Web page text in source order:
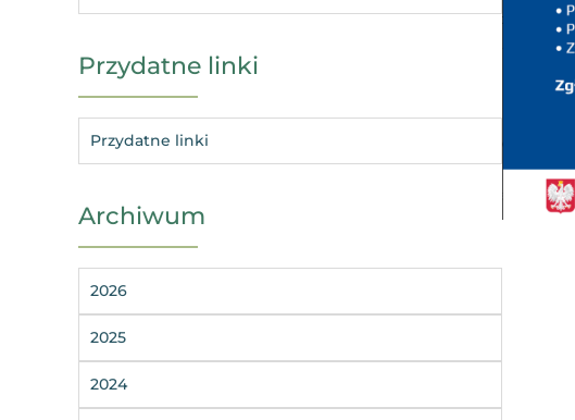
Przydatne linki
Przydatne linki
Archiwum
2026
2025
2024